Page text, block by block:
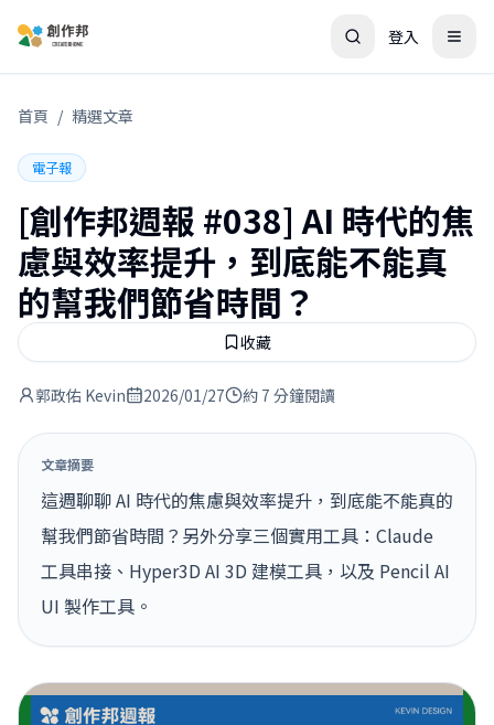
登入
首頁 / 精選文章
電子報
[創作邦週報 #038] AI 時代的焦
慮與效率提升，到底能不能真
的幫我們節省時間？
收藏
郭政佑 Kevin 2026/01/27 約 7 分鐘閱讀
文章摘要
這週聊聊 AI 時代的焦慮與效率提升，到底能不能真的
幫我們節省時間？另外分享三個實用工具：Claude
工具串接、Hyper3D AI 3D 建模工具，以及 Pencil AI
UI 製作工具。